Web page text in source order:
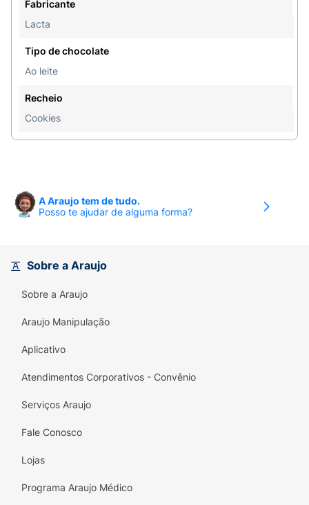
Fabricante
Lacta
Tipo de chocolate
Ao leite
Recheio
Cookies
A Araujo tem de tudo.
Posso te ajudar de alguma forma?
Sobre a Araujo
Sobre a Araujo
Araujo Manipulação
Aplicativo
Atendimentos Corporativos - Convênio
Serviços Araujo
Fale Conosco
Lojas
Programa Araujo Médico